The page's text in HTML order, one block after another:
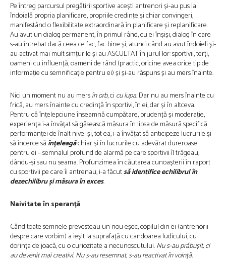
Pe întreg parcursul pregătirii sportive acești antrenori și-au pus la
îndoială propria planificare, propriile credințe și chiar convingeri,
manifestând o flexibilitate extraordinară în planificare și replanificare.
Au avut un dialog permanent, în primul rând, cu ei înșiși, dialog în care
s-au întrebat dacă ceea ce fac, fac bine și, atunci când au avut îndoieli și-
au activat mai mult simțurile și au ASCULTAT în jurul lor: sportivii, terți,
oameni cu influență, oameni de rând (practic, oricine avea orice tip de
informație cu semnificație pentru ei) și și-au răspuns și au mers înainte.
Nici un moment nu au mersîn orb, ci cu lupa.Dar nu au mers înainte cu
frică, au mers înainte cu credință în sportivi, în ei, dar și în altceva.
Pentru că înțelepciune înseamnă cumpătare, prudență și moderație,
experiența i-a învățat să găsească măsura în lipsa de măsură specifică
performanței de înalt nivel și, tot ea, i-a învățat să anticipeze lucrurile și
să încerce săînțeleagăchiar și în lucrurile cu adevărat dureroase
pentru ei – semnalul profund de alarmă pe care sportivii îl trăgeau,
dându-și sau nu seama. Profunzimea în căutarea cunoașterii în raport
cu sportivii pe care îi antrenau, i-a făcutsă identifice echilibrul în
dezechilibru și măsura în exces.
Naivitate în speranță
Când toate semnele prevesteau un nou eșec, copilul din ei (antrenorii
despre care vorbim) a ieșit la suprafață cu candoarea ludicului, cu
dorința de joacă, cu o curiozitate a necunoscutului.Nu s-au prăbușit, ci
au devenit mai creativi. Nu s-au resemnat, s-au reactivat în voință.